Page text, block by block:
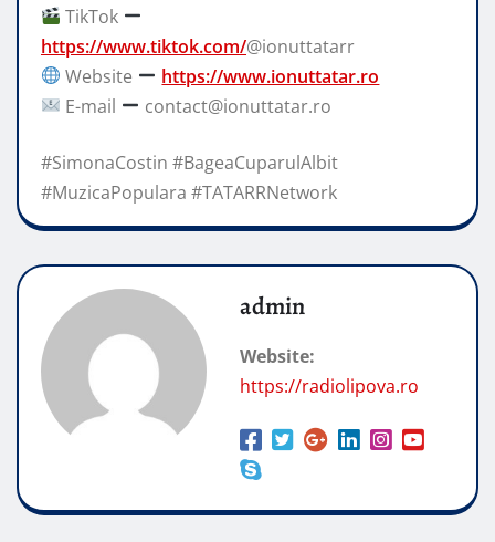
TikTok
https://www.tiktok.com/@ionuttatarr
Website
https://www.ionuttatar.ro
E-mail
contact@ionuttatar.ro
#SimonaCostin #BageaCuparulAlbit
#MuzicaPopulara #TATARRNetwork
admin
Website:
https://radiolipova.ro